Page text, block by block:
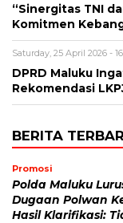
“Sinergitas TNI
Komitmen
Saturday, 25 April 2026 -
DPRD Maluku
Rekomendasi
BERITA
Promosi
Polda Maluku
Dugaan Polwan
Hasil Klarifikasi: